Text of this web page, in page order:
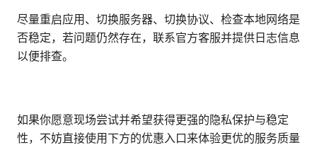
尽量重启应用、切换服务器、切换协议、检查本地网络是
否稳定，若问题仍然存在，联系官方客服并提供日志信息
以便排查。
如果你愿意现场尝试并希望获得更强的隐私保护与稳定
性，不妨直接使用下方的优惠入口来体验更优的服务质量